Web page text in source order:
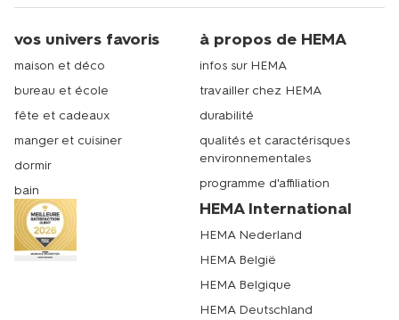
vos univers favoris
maison et déco
bureau et école
fête et cadeaux
manger et cuisiner
dormir
bain
à propos de HEMA
infos sur HEMA
travailler chez HEMA
durabilité
qualités et caractérisques
environnementales
programme d'affiliation
HEMA International
HEMA Nederland
HEMA België
HEMA Belgique
HEMA Deutschland